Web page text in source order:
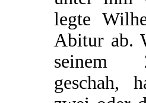
legte
Abitur ab.
seinem
geschah,